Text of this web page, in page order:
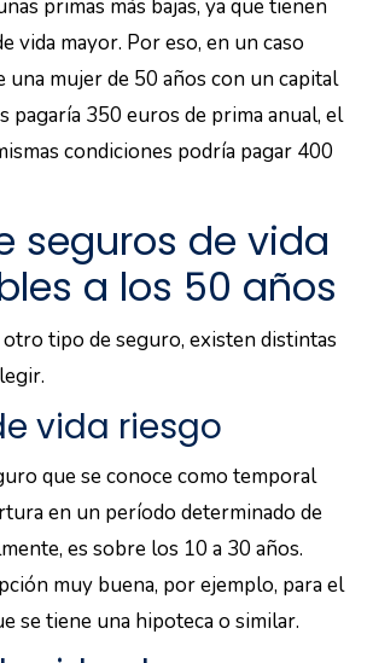
primas más bajas, ya que tienen
vida mayor. Por eso, en un caso
una mujer de 50 años con un capital
pagaría 350 euros de prima anual, el
condiciones podría pagar 400
seguros de vida
a los 50 años
tipo de seguro, existen distintas
vida riesgo
que se conoce como temporal
en un período determinado de
es sobre los 10 a 30 años.
muy buena, por ejemplo, para el
se tiene una hipoteca o similar.